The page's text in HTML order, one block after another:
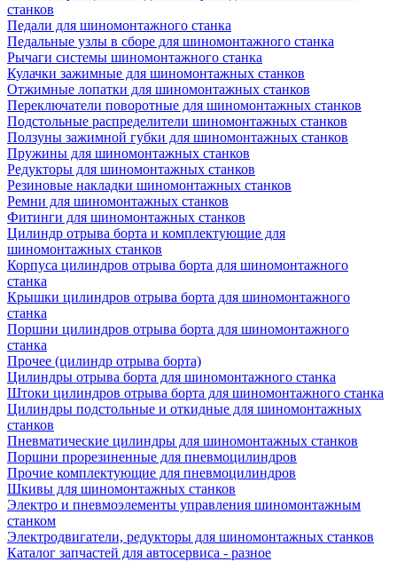
станков
Педали для шиномонтажного станка
Педальные узлы в сборе для шиномонтажного станка
Рычаги системы шиномонтажного станка
Кулачки зажимные для шиномонтажных станков
Отжимные лопатки для шиномонтажных станков
Переключатели поворотные для шиномонтажных станков
Подстольные распределители шиномонтажных станков
Ползуны зажимной губки для шиномонтажных станков
Пружины для шиномонтажных станков
Редукторы для шиномонтажных станков
Резиновые накладки шиномонтажных станков
Ремни для шиномонтажных станков
Фитинги для шиномонтажных станков
Цилиндр отрыва борта и комплектующие для
шиномонтажных станков
Корпуса цилиндров отрыва борта для шиномонтажного
станка
Крышки цилиндров отрыва борта для шиномонтажного
станка
Поршни цилиндров отрыва борта для шиномонтажного
станка
Прочее (цилиндр отрыва борта)
Цилиндры отрыва борта для шиномонтажного станка
Штоки цилиндров отрыва борта для шиномонтажного станка
Цилиндры подстольные и откидные для шиномонтажных
станков
Пневматические цилиндры для шиномонтажных станков
Поршни прорезиненные для пневмоцилиндров
Прочие комплектующие для пневмоцилиндров
Шкивы для шиномонтажных станков
Электро и пневмоэлементы управления шиномонтажным
станком
Электродвигатели, редукторы для шиномонтажных станков
Каталог запчастей для автосервиса - разное